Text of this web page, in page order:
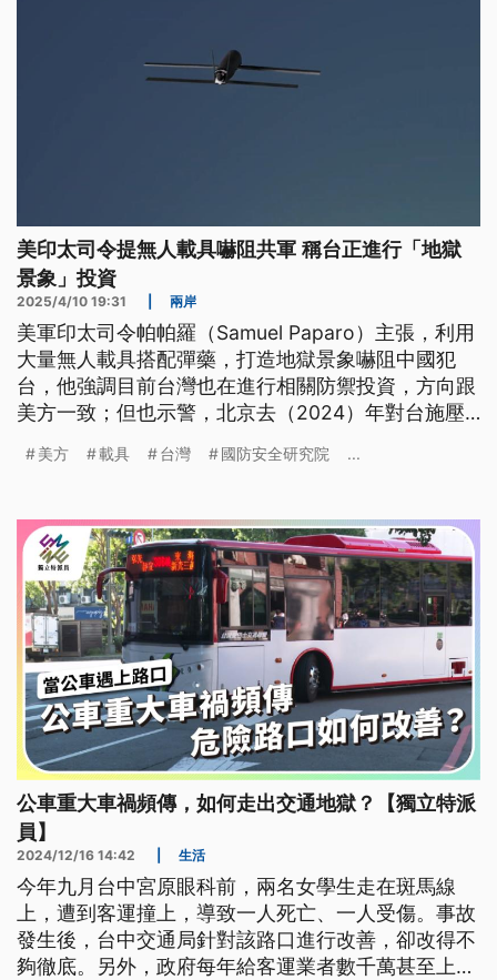
美印太司令提無人載具嚇阻共軍 稱台正進行「地獄
景象」投資
2025/4/10 19:31 兩岸
美軍印太司令帕帕羅（Samuel Paparo）主張，利用
大量無人載具搭配彈藥，打造地獄景象嚇阻中國犯
台，他強調目前台灣也在進行相關防禦投資，方向跟
美方一致；但也示警，北京去（2024）年對台施壓
下令簡化對外軍售流程、要求擬定武器移轉優先夥伴
美方 載具 台灣 國防安全研究院 ...
公車重大車禍頻傳，如何走出交通地獄？【獨立特派
員】
2024/12/16 14:42 生活
今年九月台中宮原眼科前，兩名女學生走在斑馬線
上，遭到客運撞上，導致一人死亡、一人受傷。事故
發生後，台中交通局針對該路口進行改善，卻改得不
夠徹底。另外，政府每年給客運業者數千萬甚至上億